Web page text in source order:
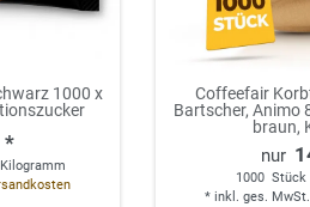
1000 x
*
Coffeefair
Bartscher, Animo
braun,
1000 Stück
*inkl. ges. MwSt.